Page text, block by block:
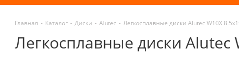
Главная - Каталог - Диски - Alutec - Легкосплавные диски Alutec W10X
Легкосплавные диски Alutec